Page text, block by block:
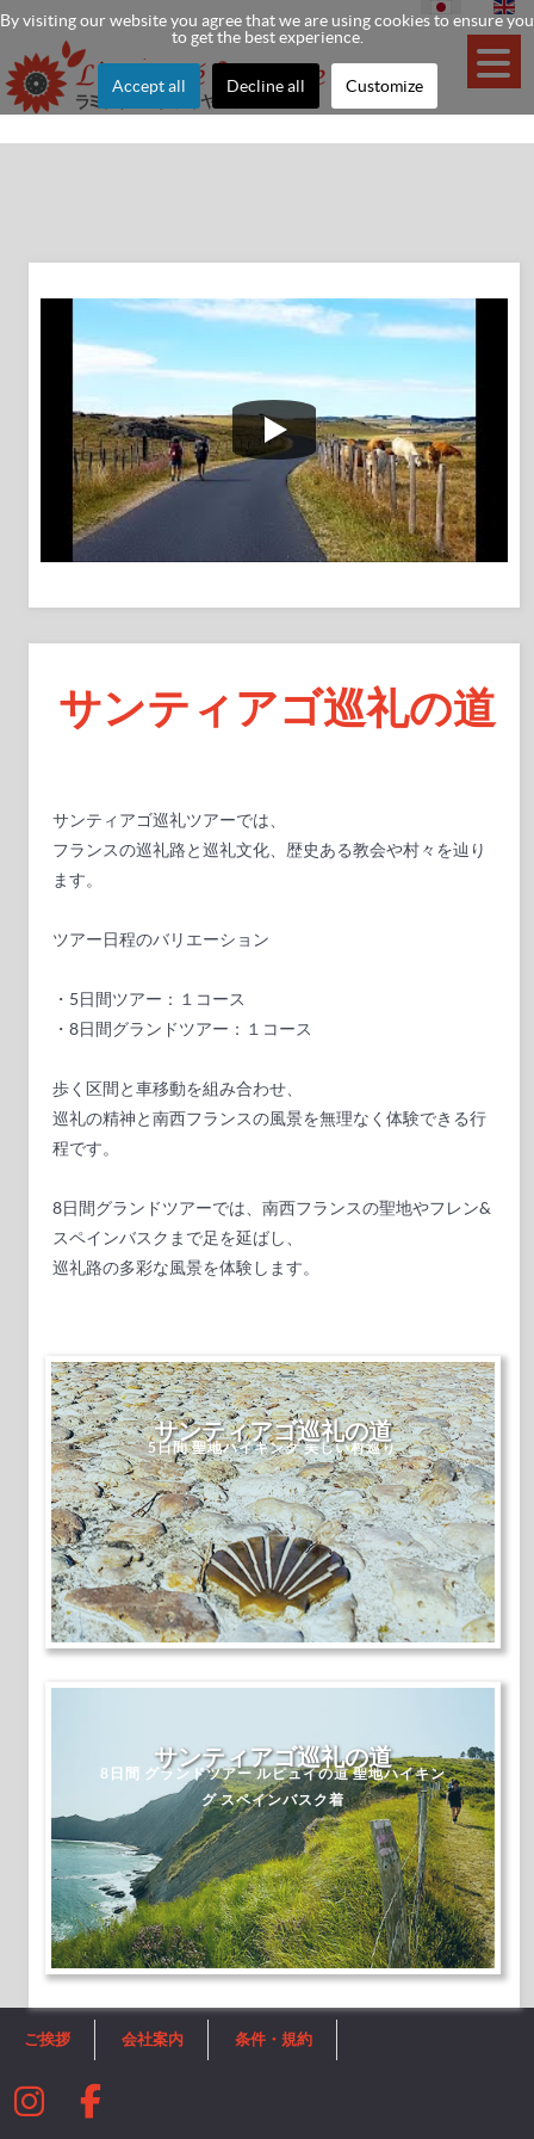
サンティアゴ巡礼の道
サンティアゴ巡礼ツアーでは、
フランスの巡礼路と巡礼文化、歴史ある教会や村々を辿り
ます。
ツアー日程のバリエーション
・5日間ツアー：１コース
・8日間グランドツアー：１コース
歩く区間と車移動を組み合わせ、
巡礼の精神と南西フランスの風景を無理なく体験できる行
程です。
8日間グランドツアーでは、南西フランスの聖地やフレン&
スペインバスクまで足を延ばし、
巡礼路の多彩な風景を体験します。
サンティアゴ巡礼の道
5日間 聖地ハイキング 美しい村巡り
サンティアゴ巡礼の道
8日間 グランドツアー ルピュイの道 聖地ハイキン
グ スペインバスク着
ご挨拶 会社案内 条件・規約
By visiting our website you agree that we are using cookies to ensure you
to get the best experience.
Accept all Decline all Customize